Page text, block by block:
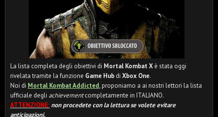
La lista completa degli obiettivi di Mortal Kombat X è stata oggi
rivelata tramite la funzione Game Hub di Xbox One.
Noi di Mortal Kombat Addicted, proponiamo a ai nostri lettori la lista
ufficiale degli achievementcompletamente in ITALIANO.
ATTENZIONE:non procedete con la lettura se volete evitare
anticipazioni.